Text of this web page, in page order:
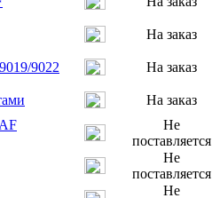
На заказ
9022 На заказ
На заказ
Не
поставляется
Не
поставляется
Не